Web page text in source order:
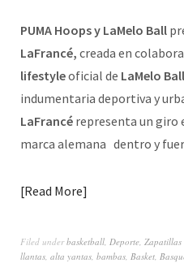
PUMA Hoops y LaMelo Ball
LaFrancé, creada en
lifestyleoficial de LaMelo Ball
indumentaria deportiva y
LaFrancé representa un giro
marca alemana dentro y
Read More
Filed underbasketball Deporte Zapatillas
llantas alta yantas bambas Basket